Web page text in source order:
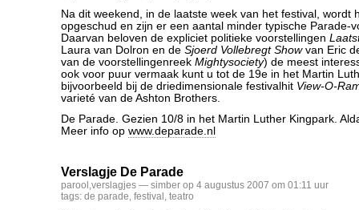
Na dit weekend, in de laatste week van het festival, wordt
opgeschud en zijn er een aantal minder typische Parade-
Daarvan beloven de expliciet politieke voorstellingen
Laura van Dolron en de Sjoerd Vollebregt Showvan Eric
van de voorstellingenreek Mightysociety) de meest
ook voor puur vermaak kunt u tot de 19e in het Martin
bijvoorbeeld bij de driedimensionale festivalhit View-O-
varieté van de Ashton Brothers.
De Parade. Gezien 10/8 in het Martin Luther Kingpark.
Meer info op www.deparade.nl
Verslagje De Parade
parool ,verslagjes — simber op 4 augustus 2007 om 01:11 uur
tags: de parade, festival , teatro